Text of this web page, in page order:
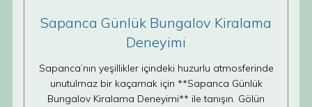
Sapanca Günlük Bungalov Kiralama
Deneyimi
Sapanca’nın yeşillikler içindeki huzurlu atmosferinde
unutulmaz bir kaçamak için **Sapanca Günlük
Bungalov Kiralama Deneyimi** ile tanışın. Gölün